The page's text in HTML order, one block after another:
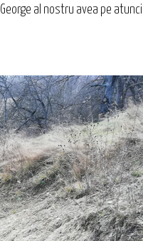
al nostru avea pe